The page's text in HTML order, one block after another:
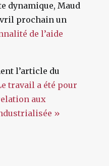
dynamique, Maud
prochain un
de l’aide
l’article du
travail a été pour
aux
»